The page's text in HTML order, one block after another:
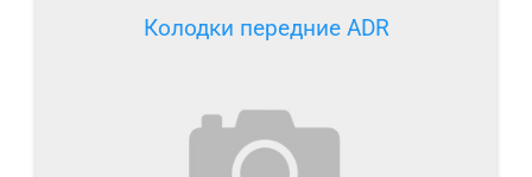
Колодки передние ADR